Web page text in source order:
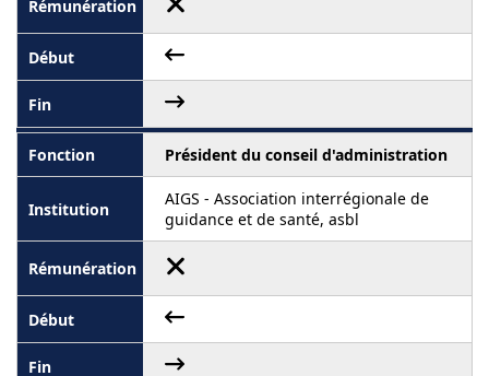
Président du conseil d'administration
AIGS - Association interrégionale de
guidance et de santé, asbl